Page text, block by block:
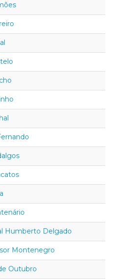
Humberto Delgado
Montenegro
Outubro